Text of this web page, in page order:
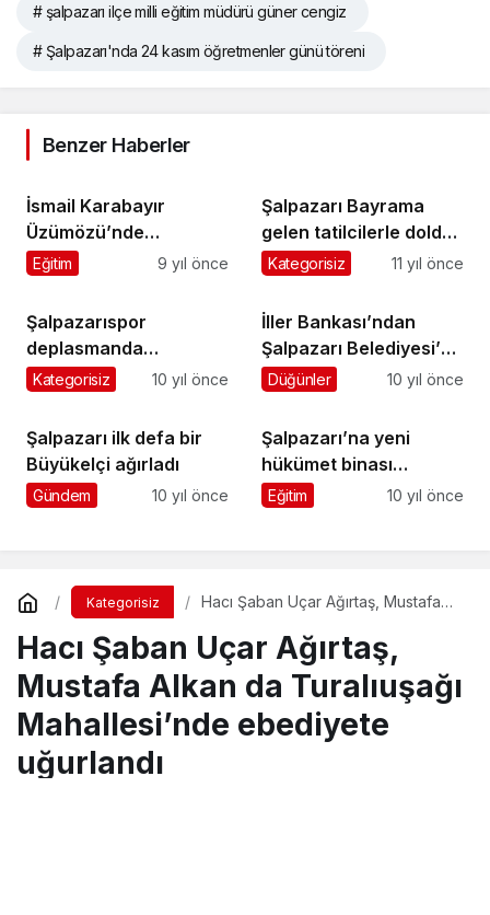
# şalpazarı ilçe milli eğitim müdürü güner cengiz
# Şalpazarı'nda 24 kasım öğretmenler günü töreni
Benzer Haberler
İsmail Karabayır
Üzümözü’nde
ebediyete uğurlandı
Eğitim 9 yıl önce
Şalpazarı Bayrama
gelen tatilcilerle doldu
taştı…
Kategorisiz 11 yıl önce
Şalpazarıspor
deplasmanda
Beşikdüzüspor’u 1-0
Kategorisiz 10 yıl önce
İller Bankası’ndan
Şalpazarı Belediyesi’ne
3.8 Milyon Lira kredi
Düğünler 10 yıl önce
Şalpazarı ilk defa bir
Büyükelçi ağırladı
Gündem 10 yıl önce
Şalpazarı’na yeni
hükümet binası
yapılacak
Eğitim 10 yıl önce
Kategorisiz
Hacı Şaban Uçar Ağırtaş, Mustafa
ebediyete uğurlandı
Hacı Şaban Uçar Ağırtaş,
Mustafa Alkan da Turalıuşağı
Mahallesi’nde ebediyete
uğurlandı